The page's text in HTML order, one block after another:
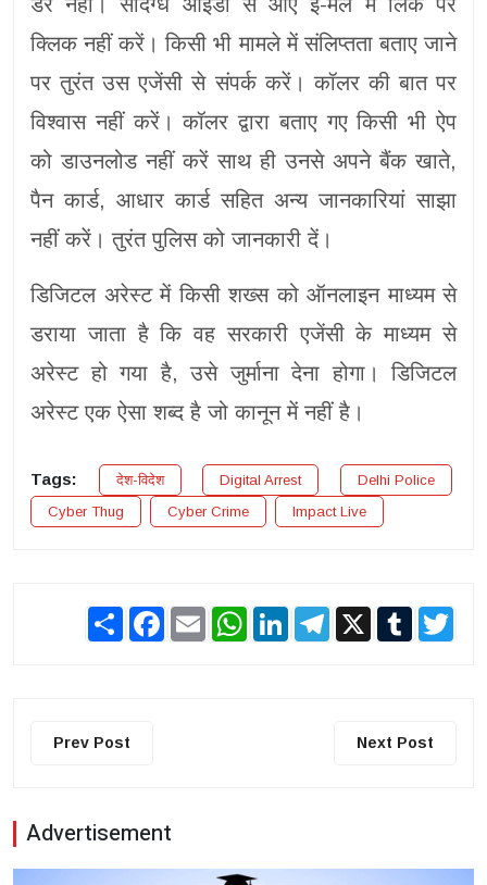
डरें नहीं। संदिग्ध आईडी से आए ई-मेल में लिंक पर
क्लिक नहीं करें। किसी भी मामले में संलिप्तता बताए जाने
पर तुरंत उस एजेंसी से संपर्क करें। कॉलर की बात पर
विश्वास नहीं करें। कॉलर द्वारा बताए गए किसी भी ऐप
को डाउनलोड नहीं करें साथ ही उनसे अपने बैंक खाते,
पैन कार्ड, आधार कार्ड सहित अन्य जानकारियां साझा
नहीं करें। तुरंत पुलिस को जानकारी दें।
डिजिटल अरेस्ट में किसी शख्स को ऑनलाइन माध्यम से
डराया जाता है कि वह सरकारी एजेंसी के माध्यम से
अरेस्ट हो गया है, उसे जुर्माना देना होगा। डिजिटल
अरेस्ट एक ऐसा शब्द है जो कानून में नहीं है।
Tags: देश-विदेश Digital Arrest
Delhi Police
Cyber ​​Thug
Cyber ​​Crime Impact Live
Share Facebook
Email WhatsAppLinkedInTelegram
X Tumblr
Prev Post Next Post
Advertisement